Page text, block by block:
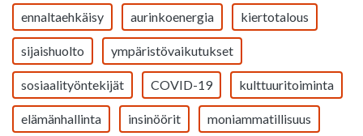
ennaltaehkäisy aurinkoenergia kiertotalous
sijaishuolto ympäristövaikutukset
sosiaalityöntekijät COVID-19 kulttuuritoiminta
elämänhallinta insinöörit moniammatillisuus